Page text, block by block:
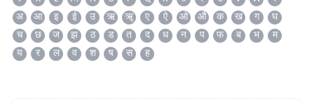
अ
आ इ ई उ ऋ ॠ ए ऐ ओ औ क ख ग
घ
च
छ ज झ ठ ड त द ध न प फ ब भ
म
य
र ल व श ष स ह